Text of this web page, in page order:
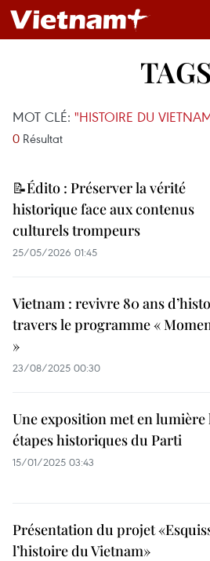
TAGS
MOT CLÉ: "HISTOIRE DU
0 Résultat
📝Édito : Préserver la vérité
historique face aux contenus
culturels trompeurs
25/05/2026 01:45
Vietnam : revivre 80 ans
travers le programme «
»
23/08/2025 00:30
Une exposition met en lumière
étapes historiques du Parti
15/01/2025 03:43
Présentation du projet
l’histoire du Vietnam»